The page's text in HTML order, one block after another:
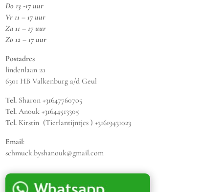
Do 13 -17 uur
Vr 11 – 17 uur
Za 11 – 17 uur
Zo 12 – 17 uur
Postadres
lindenlaan 2a
6301 HB Valkenburg a/d Geul
Tel. Sharon +31647760705
Tel. Anouk +31644513305
Tel. Kirstin (Tierlantijntjes ) +31619431023
Email:
schmuck.byshanouk@gmail.com